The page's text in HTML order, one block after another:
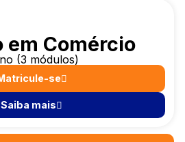
em Comércio
(3 módulos)
se
Saiba mais